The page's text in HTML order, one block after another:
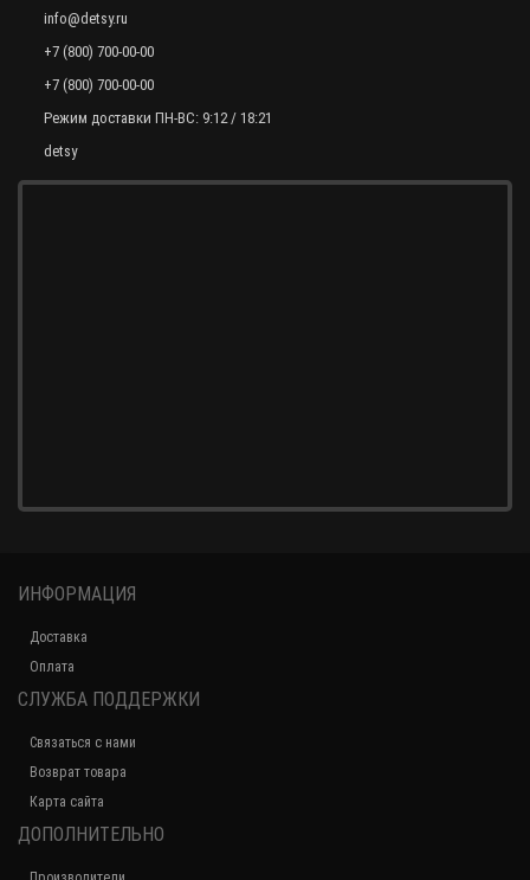
info@detsy.ru
+7 (800) 700-00-00
+7 (800) 700-00-00
Режим доставки ПН-ВС: 9:12 / 18:21
detsy
ИНФОРМАЦИЯ
Доставка
Оплата
СЛУЖБА ПОДДЕРЖКИ
Связаться с нами
Возврат товара
Карта сайта
ДОПОЛНИТЕЛЬНО